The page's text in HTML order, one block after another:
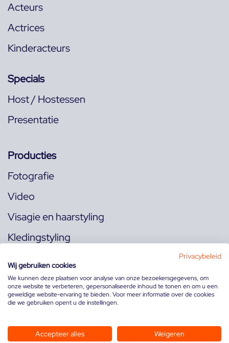
Acteurs
Actrices
Kinderacteurs
Specials
Host / Hostessen
Presentatie
Producties
Fotografie
Video
Visagie en haarstyling
Kledingstyling
Volg ons op:
Privacybeleid
Wij gebruiken cookies
We kunnen deze plaatsen voor analyse van onze bezoekersgegevens, om
onze website te verbeteren, gepersonaliseerde inhoud te tonen en om u een
geweldige website-ervaring te bieden. Voor meer informatie over de cookies
die we gebruiken opent u de instellingen.
Accepteer alles Weigeren